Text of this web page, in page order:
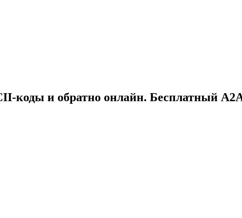
коды и обратно онлайн. Бесплатный